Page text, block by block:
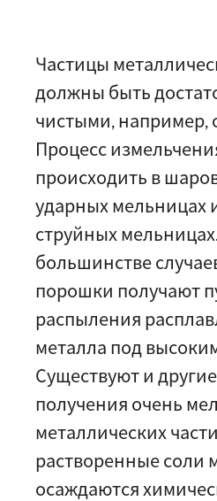
Частицы
должны быть
чистыми, например,
Процесс
происходить в
ударных мельницах
струйных
большинстве
порошки получают
распыления
металла под
Существуют и
получения очень
металлических
растворенные соли
осаждаются